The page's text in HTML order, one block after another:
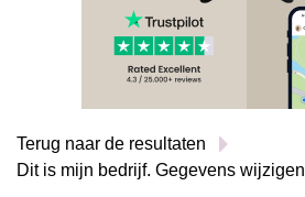
Terug naar de resultaten
Dit is mijn bedrijf. Gegevens wijzigen